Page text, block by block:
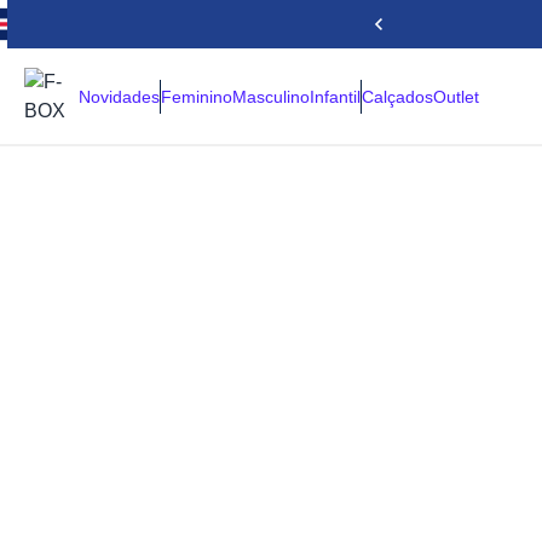
NovidadesFemininoMasculinoInfantilCalçadosOutlet